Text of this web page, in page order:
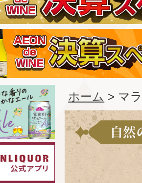
ホーム > マ